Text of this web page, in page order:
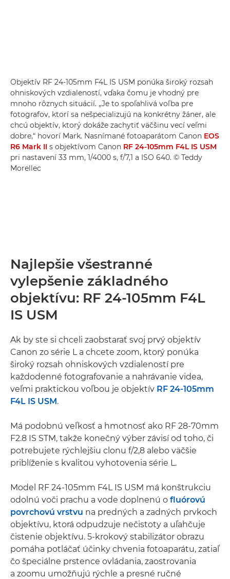
Objektív RF 24-105mm F4L IS USM ponúka široký rozsah
ohniskových vzdialeností, vďaka čomu je vhodný pre
mnoho rôznych situácií. „Je to spoľahlivá voľba pre
fotografov, ktorí sa nešpecializujú na konkrétny žáner, ale
chcú objektív, ktorý dokáže zachytiť väčšinu vecí veľmi
dobre,“ hovorí Mark. Nasnímané fotoaparátom Canon EOS
R6 Mark II s objektívom Canon RF 24-105mm F4L IS USM
pri nastavení 33 mm, 1/4000 s, f/7,1 a ISO 640. © Teddy
Morellec
Najlepšie všestranné
vylepšenie základného
objektívu: RF 24-105mm F4L
IS USM
Ak by ste si chceli zaobstarať svoj prvý objektív
Canon zo série L a chcete zoom, ktorý ponúka
široký rozsah ohniskových vzdialeností pre
každodenné fotografovanie a nahrávanie videa,
veľmi praktickou voľbou je objektív RF 24-105mm
F4L IS USM.
Má podobnú veľkosť a hmotnosť ako RF 28-70mm
F2.8 IS STM, takže konečný výber závisí od toho, či
potrebujete rýchlejšiu clonu f/2,8 alebo väčšie
priblíženie s kvalitou vyhotovenia série L.
Model RF 24-105mm F4L IS USM má konštrukciu
odolnú voči prachu a vode doplnenú o fluórovú
povrchovú vrstvu na predných a zadných prvkoch
objektívu, ktorá odpudzuje nečistoty a uľahčuje
čistenie objektívu. 5-krokový stabilizátor obrazu
pomáha potláčať účinky chvenia fotoaparátu, zatiaľ
čo špeciálne prstence ovládania, zaostrovania
a zoomu umožňujú rýchle a presné ručné